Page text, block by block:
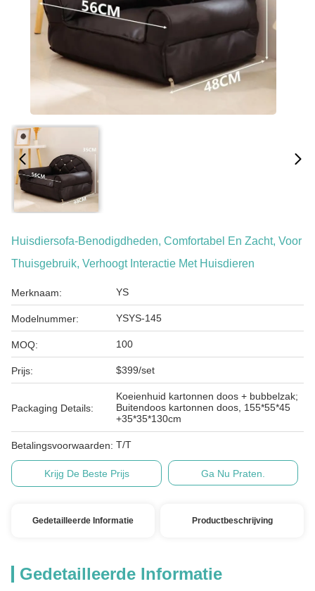
Huisdiersofa-Benodigdheden, Comfortabel En Zacht, Voor
Thuisgebruik, Verhoogt Interactie Met Huisdieren
Merknaam: YS
Modelnummer: YSYS-145
MOQ: 100
Prijs: $399/set
Packaging Details:
Koeienhuid kartonnen doos + bubbelzak;
Buitendoos kartonnen doos, 155*55*45
+35*35*130cm
Betalingsvoorwaarden: T/T
Krijg De Beste Prijs Ga Nu Praten.
Gedetailleerde Informatie Productbeschrijving
Gedetailleerde Informatie